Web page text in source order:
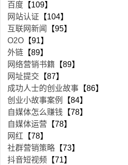
百度 【109】
网站认证 【104】
互联网新闻
【95】
O2O 【91】
外链 【89】
网络营销书籍 【89】
网址提交 【87】
成功人士的创业故事 【86】
创业小故事案例
【84】
自媒体怎么赚钱 【78】
自媒体运营 【78】
网红 【78】
社群营销策略 【73】
抖音短视频 【71】